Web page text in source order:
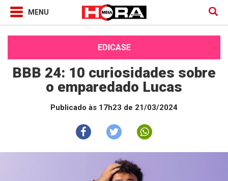
EDICASE
BBB 24: 10 curiosidades sobre
o emparedado Lucas
Publicado às 17h23 de 21/03/2024